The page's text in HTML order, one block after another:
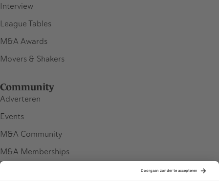
Interview
League Tables
M&A Awards
Movers & Shakers
Community
Adverteren
Events
M&A Community
M&A Memberships